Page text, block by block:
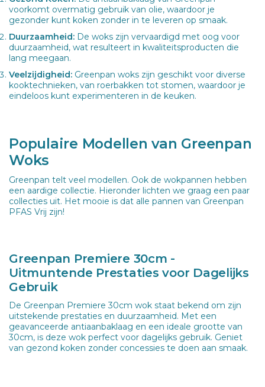
voorkomt overmatig gebruik van olie, waardoor je
gezonder kunt koken zonder in te leveren op smaak.
Duurzaamheid: De woks zijn vervaardigd met oog voor
duurzaamheid, wat resulteert in kwaliteitsproducten die
lang meegaan.
Veelzijdigheid: Greenpan woks zijn geschikt voor diverse
kooktechnieken, van roerbakken tot stomen, waardoor je
eindeloos kunt experimenteren in de keuken.
Populaire Modellen van Greenpan
Woks
Greenpan telt veel modellen. Ook de wokpannen hebben
een aardige collectie. Hieronder lichten we graag een paar
collecties uit. Het mooie is dat alle pannen van Greenpan
PFAS Vrij zijn!
Greenpan Premiere 30cm -
Uitmuntende Prestaties voor Dagelijks
Gebruik
De Greenpan Premiere 30cm wok staat bekend om zijn
uitstekende prestaties en duurzaamheid. Met een
geavanceerde antiaanbaklaag en een ideale grootte van
30cm, is deze wok perfect voor dagelijks gebruik. Geniet
van gezond koken zonder concessies te doen aan smaak.